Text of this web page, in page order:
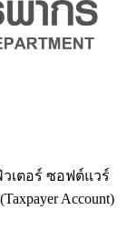
เตอร์ ซอฟต์แวร์
Account)